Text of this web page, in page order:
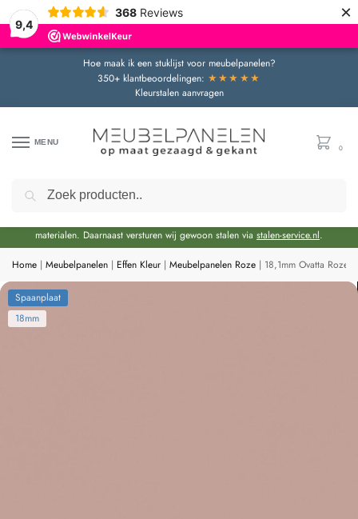
9,4
368 Reviews ×
Hoe maak ik een stuklijst voor meubelpanelen?
350+ klantbeoordelingen: ★★★★★
Kleurstalen aanvragen
MENU
0
Door de bouwvakperiode geldt momenteel een extra levertijd van circa 3 weken
materialen. Daarnaast versturen wij gewoon stalen via stalen-service.nl.
Home | Meubelpanelen | Effen Kleur | Meubelpanelen Roze | 18,1mm Ovatta Roze
Spaanplaat
18mm